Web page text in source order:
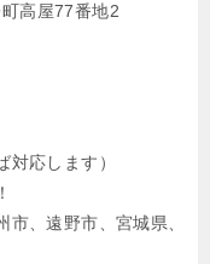
高屋77番地2
応します）
、遠野市、宮城県、